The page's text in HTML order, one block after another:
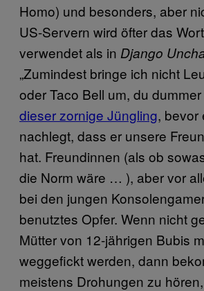
Homo) und besonders, aber
US-Servern wird öfter das Wort
verwendet als in Django
„Zumindest bringe ich nicht
oder Taco Bell um, du dummer
dieser zornige Jüngling, bevor
nachlegt, dass er unsere
hat. Freundinnen (als ob
die Norm wäre … ), aber vor
bei den jungen
benutztes Opfer. Wenn nicht
Mütter von 12-jährigen Bubis
weggefickt werden, dann
meistens Drohungen zu